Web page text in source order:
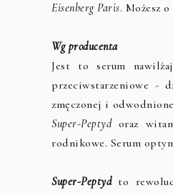
Eisenberg Paris. Możesz
Wg producenta
Jest to serum
przeciwstarzeniowe -
zmęczonej i
Super-Peptydoraz
rodnikowe. Serum
Super-Peptydto